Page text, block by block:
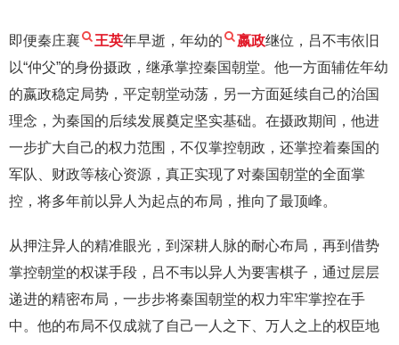
即便秦庄襄 王英年早逝，年幼的 嬴政继位，吕不韦依旧
以“仲父”的身份摄政，继承掌控秦国朝堂。他一方面辅佐年幼
的嬴政稳定局势，平定朝堂动荡，另一方面延续自己的治国
理念，为秦国的后续发展奠定坚实基础。在摄政期间，他进
一步扩大自己的权力范围，不仅掌控朝政，还掌控着秦国的
军队、财政等核心资源，真正实现了对秦国朝堂的全面掌
控，将多年前以异人为起点的布局，推向了最顶峰。
从押注异人的精准眼光，到深耕人脉的耐心布局，再到借势
掌控朝堂的权谋手段，吕不韦以异人为要害棋子，通过层层
递进的精密布局，一步步将秦国朝堂的权力牢牢掌控在手
中。他的布局不仅成就了自己一人之下、万人之上的权臣地